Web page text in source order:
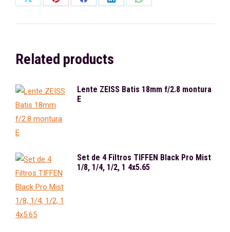
Share
Share
Share
Share
Share
Related products
Lente ZEISS Batis 18mm f/2.8 montura
E
Set de 4 Filtros TIFFEN Black Pro Mist
1/8, 1/4, 1/2, 1 4x5.65